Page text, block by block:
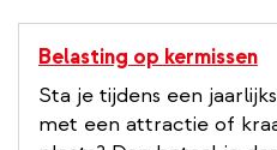
Belasting op kermissen
Sta je tijdens een
met een attractie of